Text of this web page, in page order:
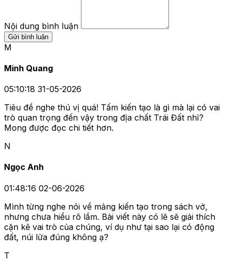
Nội dung bình luận
Gửi bình luận
M
Minh Quang
05:10:18 31-05-2026
Tiêu đề nghe thú vị quá! Tấm kiến tạo là gì mà lại có vai
trò quan trọng đến vậy trong địa chất Trái Đất nhỉ?
Mong được đọc chi tiết hơn.
N
Ngọc Anh
01:48:16 02-06-2026
Mình từng nghe nói về mảng kiến tạo trong sách vở,
nhưng chưa hiểu rõ lắm. Bài viết này có lẽ sẽ giải thích
cặn kẽ vai trò của chúng, ví dụ như tại sao lại có động
đất, núi lửa đúng không ạ?
T